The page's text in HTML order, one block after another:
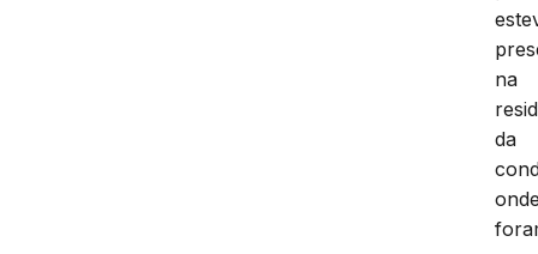
na
da